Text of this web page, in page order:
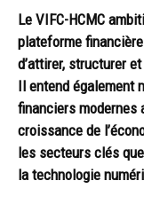
Le VIFC-HCMC
plateforme
d’attirer, structurer
Il entend également
financiers modernes
croissance de
les secteurs clés
la technologie